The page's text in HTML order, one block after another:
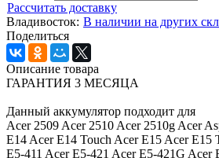
Рассчитать доставку
Владивосток: В наличии на других
Поделиться
Описание товара
ГАРАНТИЯ 3 МЕСЯЦА
Данный аккумулятор подходит для
Acer 2509 Acer 2510 Acer 2510g Acer
E14 Acer E14 Touch Acer E15 Acer E15
E5-411 Acer E5-421 Acer E5-421G Acer